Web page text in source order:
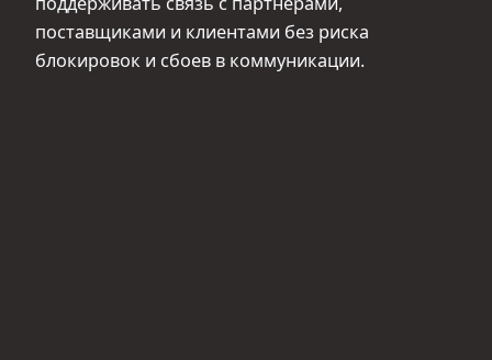
поставщиками и клиентами без риска
блокировок и сбоев в коммуникации.